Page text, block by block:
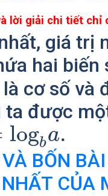
lời giải chi tiết chỉ
giá trị
hai biến
là cơ số và
được
logba.
ba.
BỐN
CỦA